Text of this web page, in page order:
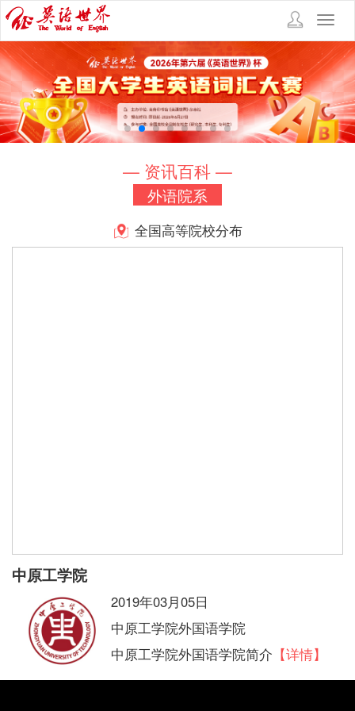
— 资讯百科 —
外语院系
全国高等院校分布
中原工学院
2019年03月05日
中原工学院外国语学院
中原工学院外国语学院简介 【详情】